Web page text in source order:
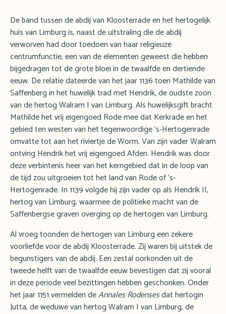
De band tussen de abdij van Kloosterrade en het hertogelijk
huis van Limburg is, naast de uitstraling die de abdij
verworven had door toedoen van haar religieuze
centrumfunctie, een van de elementen geweest die hebben
bijgedragen tot de grote bloei in de twaalfde en dertiende
eeuw. De relatie dateerde van het jaar 1136 toen Mathilde van
Saffenberg in het huwelijk trad met Hendrik, de oudste zoon
van de hertog Walram I van Limburg. Als huwelijksgift bracht
Mathilde het vrij eigengoed Rode mee dat Kerkrade en het
gebied ten westen van het tegenwoordige ’s-Hertogenrade
omvatte tot aan het riviertje de Worm. Van zijn vader Walram
ontving Hendrik het vrij eigengoed Afden. Hendrik was door
deze verbintenis heer van het kerngebied dat in de loop van
de tijd zou uitgroeien tot het land van Rode of ’s-
Hertogenrade. In 1139 volgde hij zijn vader op als Hendrik II,
hertog van Limburg, waarmee de politieke macht van de
Saffenbergse graven overging op de hertogen van Limburg.
Al vroeg toonden de hertogen van Limburg een zekere
voorliefde voor de abdij Kloosterrade. Zij waren bij uitstek de
begunstigers van de abdij. Een zestal oorkonden uit de
tweede helft van de twaalfde eeuw bevestigen dat zij vooral
in deze periode veel bezittingen hebben geschonken. Onder
het jaar 1151 vermelden deAnnales Rodensesdat hertogin
Jutta, de weduwe van hertog Walram I van Limburg, de